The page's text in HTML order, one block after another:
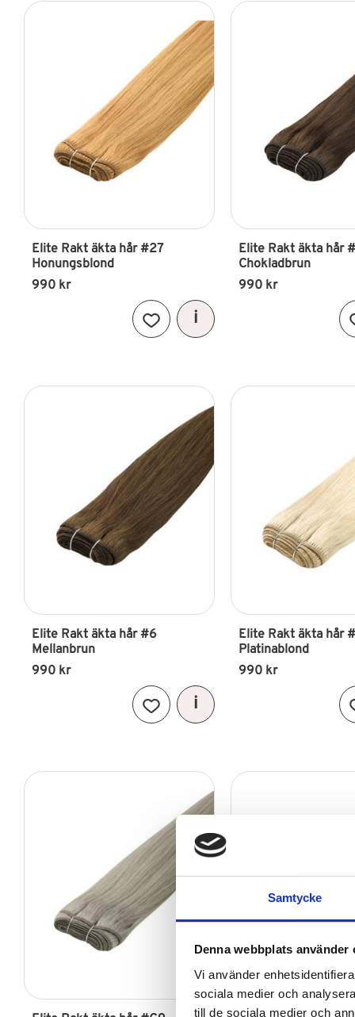
Samtycke
Denna webbplats använder
Vi använder
sociala medier och
till de sociala medier och
Elite Rakt äkta hår #27
Honungsblond
990 kr
Lägg till i favoriter
Elite Rakt äkta hår
Chokladbrun
990kr
Elite Rakt äkta hår #6
Mellanbrun
990 kr
Lägg till i favoriter
Elite Rakt äkta hår
Platinablond
990kr